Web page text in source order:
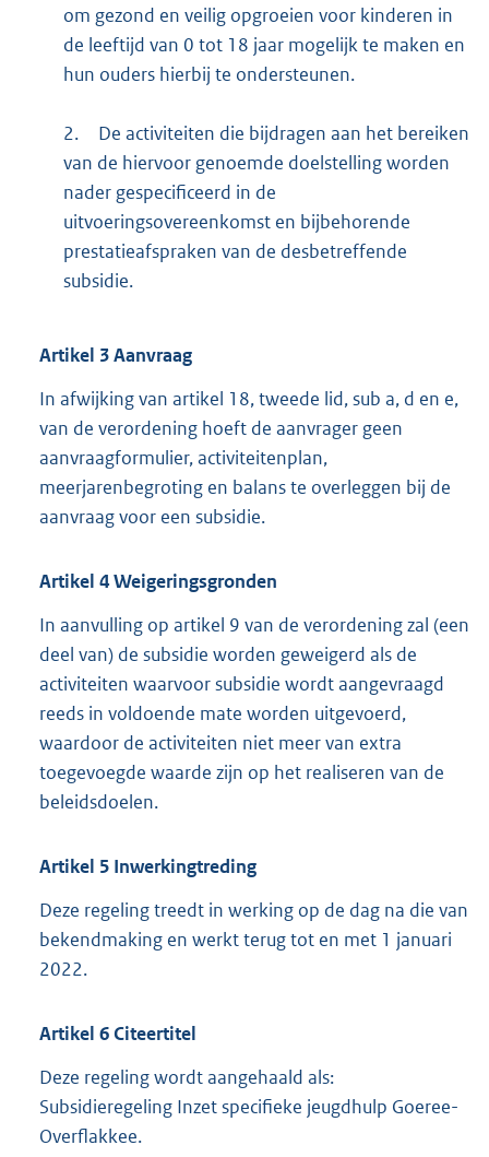
om gezond en veilig opgroeien voor kinderen in
de leeftijd van 0 tot 18 jaar mogelijk te maken en
hun ouders hierbij te ondersteunen.
2.
De activiteiten die bijdragen aan het bereiken
van de hiervoor genoemde doelstelling worden
nader gespecificeerd in de
uitvoeringsovereenkomst en bijbehorende
prestatieafspraken van de desbetreffende
subsidie.
Artikel 3Aanvraag
In afwijking van artikel 18, tweede lid, sub a, d en e,
van de verordening hoeft de aanvrager geen
aanvraagformulier, activiteitenplan,
meerjarenbegroting en balans te overleggen bij de
aanvraag voor een subsidie.
Artikel 4Weigeringsgronden
In aanvulling op artikel 9 van de verordening zal (een
deel van) de subsidie worden geweigerd als de
activiteiten waarvoor subsidie wordt aangevraagd
reeds in voldoende mate worden uitgevoerd,
waardoor de activiteiten niet meer van extra
toegevoegde waarde zijn op het realiseren van de
beleidsdoelen.
Artikel 5 Inwerkingtreding
Deze regeling treedt in werking op de dag na die van
bekendmaking en werkt terug tot en met 1 januari
2022.
Artikel 6Citeertitel
Deze regeling wordt aangehaald als:
Subsidieregeling Inzet specifieke jeugdhulp Goeree-
Overflakkee.